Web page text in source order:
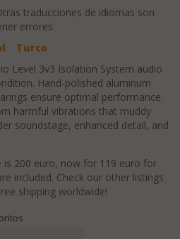
traducciones de idiomas son
errores.
Turco
Level 3v3 Isolation System audio
Hand-polished aluminum
ensure optimal performance.
harmful vibrations that muddy
soundstage, enhanced detail, and
is 200 euro, now for 119 euro for
included. Check our other listings
shipping worldwide!